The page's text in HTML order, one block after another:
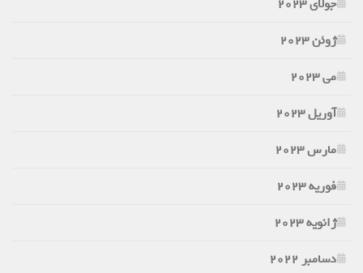
جولای 2023
ژوئن 2023
می 2023
آوریل 2023
مارس 2023
فوریه 2023
ژانویه 2023
دسامبر 2022